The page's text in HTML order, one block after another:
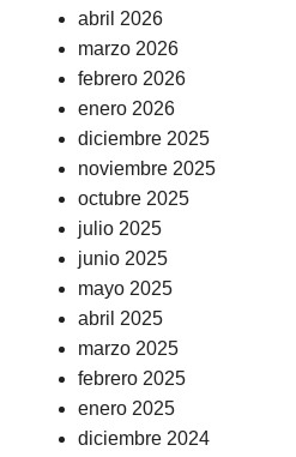
abril 2026
marzo 2026
febrero 2026
enero 2026
diciembre 2025
noviembre 2025
octubre 2025
julio 2025
junio 2025
mayo 2025
abril 2025
marzo 2025
febrero 2025
enero 2025
diciembre 2024